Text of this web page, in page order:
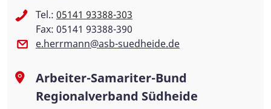
Tel.: 05141 93388-303
Fax: 05141 93388-390
e.herrmann@asb-suedheide.de
Arbeiter-Samariter-Bund
Regionalverband Südheide